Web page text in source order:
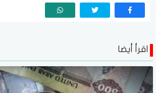
اقرأ أيضا